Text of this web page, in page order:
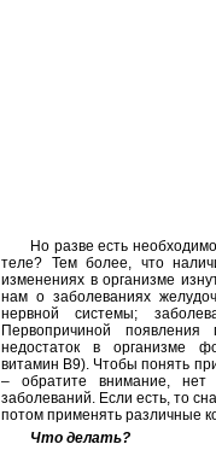
Но разве есть
теле? Тем более, что
изменениях в организме
нам о заболеваниях
нервной системы;
Первопричиной
недостаток в организме
витамин В9). Чтобы понять
– обратите внимание,
заболеваний. Если есть, то
потом применять различные
Что делать?